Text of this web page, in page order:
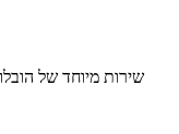
שירות מיוחד של